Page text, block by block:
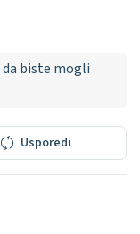
da biste mogli
Usporedi